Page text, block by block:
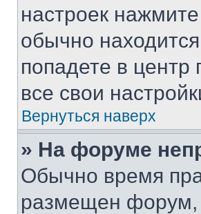
настроек
обычно
попадете в центр
все свои
Вернуться наверх
» На форуме
Обычно время
размещен форум,